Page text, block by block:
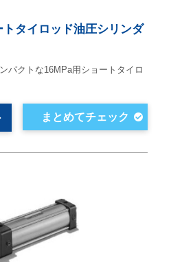
タイロッド油圧シリンダ
パクトな16MPa用ショートタイロ